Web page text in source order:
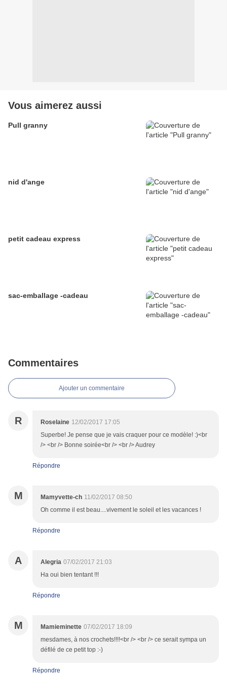
Vous aimerez aussi
Pull granny
nid d'ange
petit cadeau express
sac-emballage -cadeau
Commentaires
Ajouter un commentaire
R Roselaine 12/02/2017 17:05
Superbe! Je pense que je vais craquer pour ce modèle! :)<br
/> <br /> Bonne soirée<br /> <br /> Audrey
Répondre
M Mamyvette-ch 11/02/2017 08:50
Oh comme il est beau....vivement le soleil et les vacances !
Répondre
A Alegria 07/02/2017 21:03
Ha oui bien tentant !!!
Répondre
M Mamieminette 07/02/2017 18:09
mesdames, à nos crochets!!!!<br /> <br /> ce serait sympa un
défilé de ce petit top :-)
Répondre